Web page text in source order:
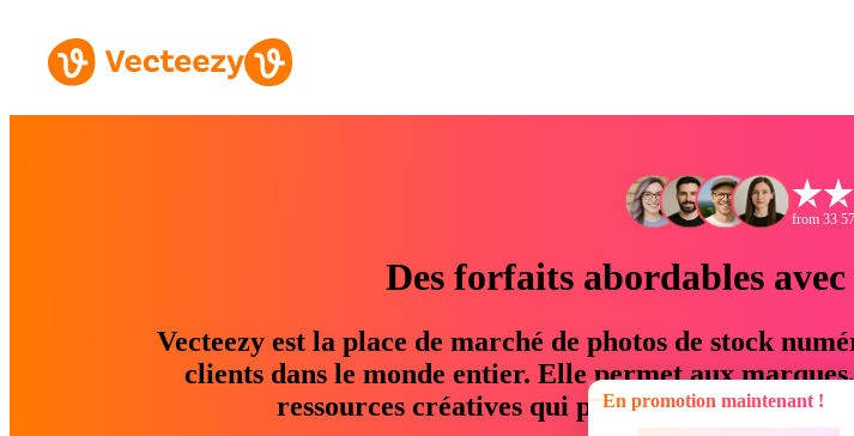
from 33
Des forfaits abordables
Vecteezy est la place de marché de photos de stock
clients dans le monde entier. Elle permet aux
ressources créatives qui permettent
En promotion maintenant !